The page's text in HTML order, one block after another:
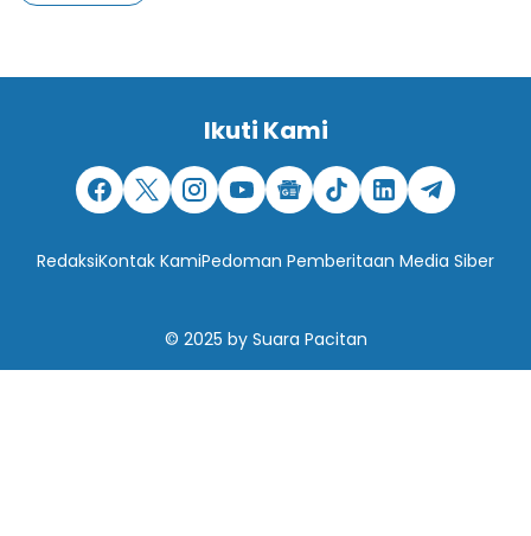
Ikuti Kami
RedaksiKontak KamiPedoman Pemberitaan Media Siber
© 2025 by Suara Pacitan